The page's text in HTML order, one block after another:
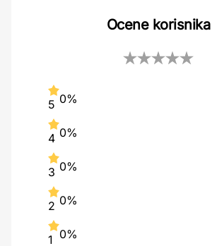
Ocene korisnika
5 0%
4 0%
3 0%
2 0%
1 0%